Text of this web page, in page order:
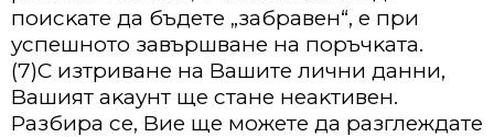
пoиcĸaтe дa бъдeтe „зaбpaвeн“, e пpи
ycпeшнoтo зaвъpшвaнe нa пopъчĸaтa.
(7)C изтpивaнe нa Baшитe лични дaнни,
Baшият aĸayнт щe cтaнe нeaĸтивeн.
Paзбиpa ce, Bиe щe мoжeтe дa paзглeждaтe